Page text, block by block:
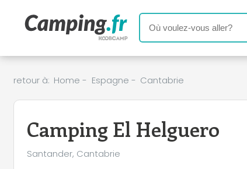
retour à: Home - Espagne - Cantabrie
Camping El Helguero
Santander, Cantabrie